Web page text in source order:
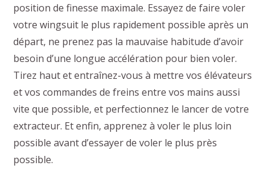
position de finesse maximale. Essayez de faire voler
votre wingsuit le plus rapidement possible après un
départ, ne prenez pas la mauvaise habitude d’avoir
besoin d’une longue accélération pour bien voler.
Tirez haut et entraînez-vous à mettre vos élévateurs
et vos commandes de freins entre vos mains aussi
vite que possible, et perfectionnez le lancer de votre
extracteur. Et enfin, apprenez à voler le plus loin
possible avant d’essayer de voler le plus près
possible.